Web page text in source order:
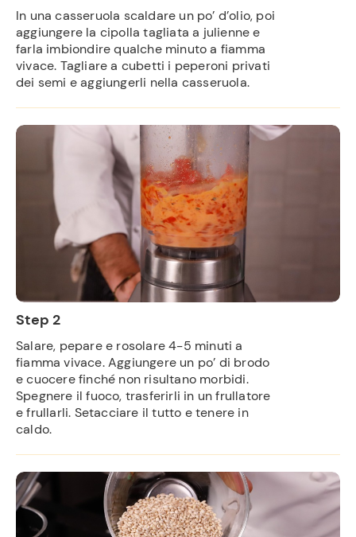
In una casseruola scaldare un po’ d’olio, poi
aggiungere la cipolla tagliata a julienne e
farla imbiondire qualche minuto a fiamma
vivace. Tagliare a cubetti i peperoni privati
dei semi e aggiungerli nella casseruola.
Step 2
Salare, pepare e rosolare 4-5 minuti a
fiamma vivace. Aggiungere un po’ di brodo
e cuocere finché non risultano morbidi.
Spegnere il fuoco, trasferirli in un frullatore
e frullarli. Setacciare il tutto e tenere in
caldo.